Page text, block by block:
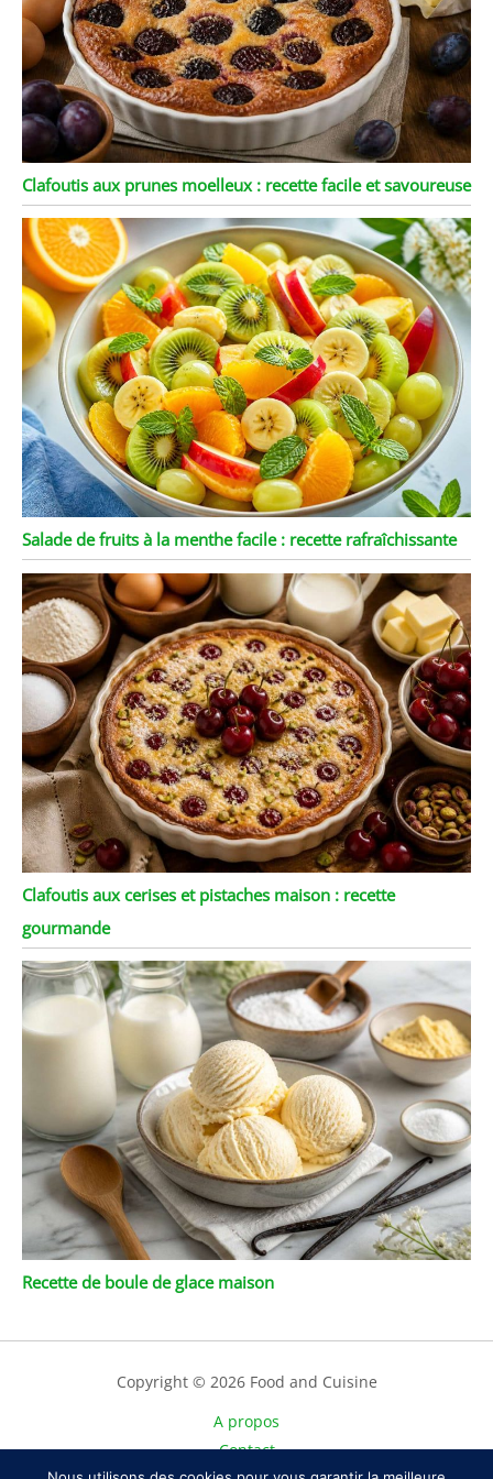
version du logiciel est
téléchargée, le robot
redémarrera (entre 1 et 2
min). Retournez dans
"Ajustes", sélectionnez
"Idioma" et vous pourrez
maintenant sélectionner
voulez pour que tout le
robot soit configuré.
Remarque : Le bol est de
4,5 litres, mais la
capacité maximale de
nourriture est de 3 litres.
Clafoutis aux prunes moelleux : recette facile et savoureuse
Salade de fruits à la menthe facile : recette rafraîchissante
Clafoutis aux cerises et pistaches maison : recette
gourmande
Recette de boule de glace maison
Copyright © 2026 Food and Cuisine
A propos
Contact